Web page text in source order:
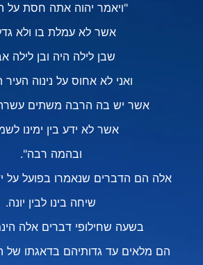
"ויאמר יהוה אתה חסת על
אשר לא עמלת בו ולא
שבן לילה היה ובן לילה
ואני לא אחוס על נינוה העיר
אשר יש בה הרבה משתים
אשר לא ידע בין ימינו
ובהמה רבה".
אלה הם הדברים שנאמרו בפועל על
שיחה בינו לבין יונה.
בשעה שחילופי דברים אלה
הם מלאים עד גדותיהם בדאגתו של